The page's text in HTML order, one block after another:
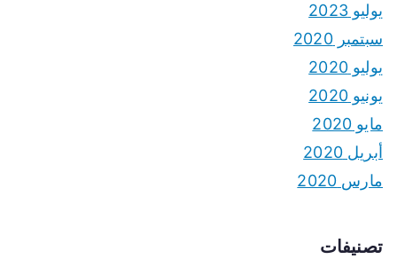
يوليو 2023
سبتمبر 2020
يوليو 2020
يونيو 2020
مايو 2020
أبريل 2020
مارس 2020
تصنيفات